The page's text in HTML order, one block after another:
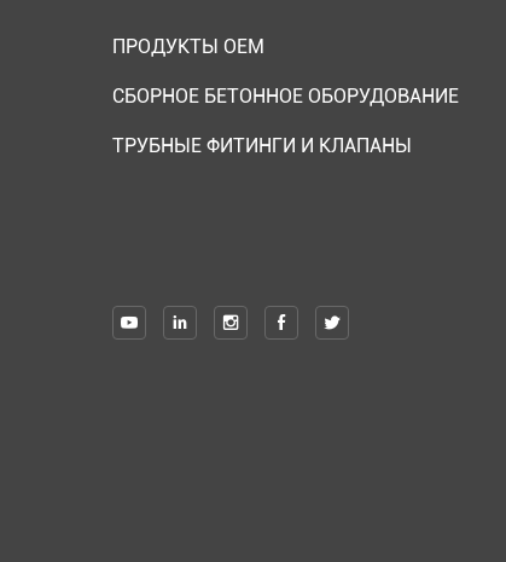
ПРОДУКТЫ OEM
СБОРНОЕ БЕТОННОЕ ОБОРУДОВАНИЕ
ТРУБНЫЕ ФИТИНГИ И КЛАПАНЫ